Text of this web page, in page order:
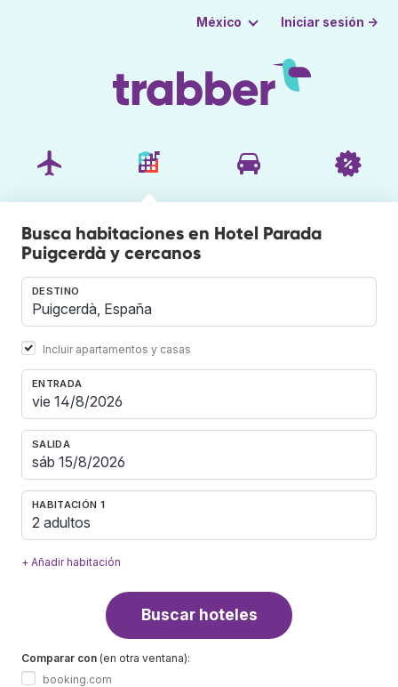
México Iniciar sesión →
Busca habitaciones en Hotel Parada
Puigcerdà y cercanos
DESTINO
Incluir apartamentos y casas
ENTRADA
SALIDA
HABITACIÓN 1
2 adultos
+ Añadir habitación
Buscar hoteles
Comparar con (en otra ventana):
booking.com